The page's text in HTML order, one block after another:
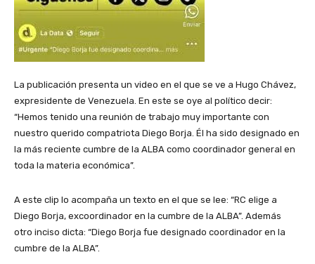
La publicación presenta un video en el que se ve a Hugo Chávez,
expresidente de Venezuela. En este se oye al político decir:
“Hemos tenido una reunión de trabajo muy importante con
nuestro querido compatriota Diego Borja. Él ha sido designado en
la más reciente cumbre de la ALBA como coordinador general en
toda la materia económica”.
A este clip lo acompaña un texto en el que se lee: “RC elige a
Diego Borja, excoordinador en la cumbre de la ALBA”. Además
otro inciso dicta: “Diego Borja fue designado coordinador en la
cumbre de la ALBA”.